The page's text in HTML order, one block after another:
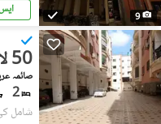
9
50 لاکھ
صائمہ
2
شامل کی:11